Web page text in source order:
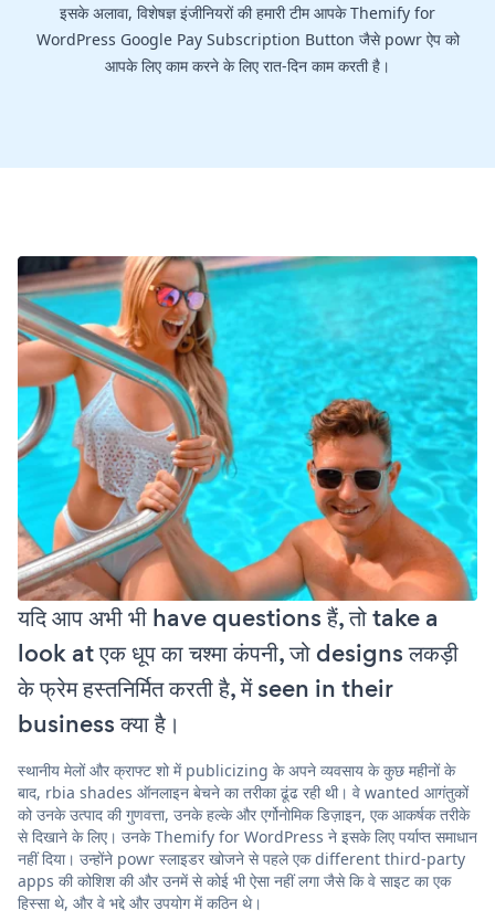
इसके अलावा, विशेषज्ञ इंजीनियरों की हमारी टीम आपके Themify for
WordPress Google Pay Subscription Button जैसे powr ऐप को
आपके लिए काम करने के लिए रात-दिन काम करती है।
यदि आप अभी भी have questions हैं, तो take a
look at एक धूप का चश्मा कंपनी, जो designs लकड़ी
के फ्रेम हस्तनिर्मित करती है, में seen in their
business क्या है।
स्थानीय मेलों और क्राफ्ट शो में publicizing के अपने व्यवसाय के कुछ महीनों के
बाद, rbia shades ऑनलाइन बेचने का तरीका ढूंढ रही थी। वे wanted आगंतुकों
को उनके उत्पाद की गुणवत्ता, उनके हल्के और एर्गोनोमिक डिज़ाइन, एक आकर्षक तरीके
से दिखाने के लिए। उनके Themify for WordPress ने इसके लिए पर्याप्त समाधान
नहीं दिया। उन्होंने powr स्लाइडर खोजने से पहले एक different third-party
apps की कोशिश की और उनमें से कोई भी ऐसा नहीं लगा जैसे कि वे साइट का एक
हिस्सा थे, और वे भद्दे और उपयोग में कठिन थे।